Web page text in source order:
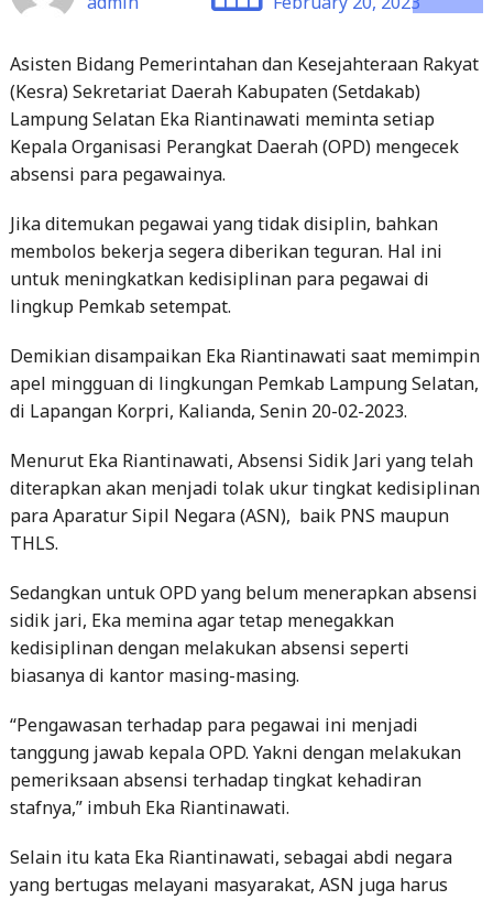
Lampung Selatan Eka Riantinawati meminta setiap
Kepala Organisasi Perangkat Daerah (OPD) mengecek
absensi para pegawainya.
Jika ditemukan pegawai yang tidak disiplin, bahkan
membolos bekerja segera diberikan teguran. Hal ini
untuk meningkatkan kedisiplinan para pegawai di
lingkup Pemkab setempat.
Demikian disampaikan Eka Riantinawati saat memimpin
apel mingguan di lingkungan Pemkab Lampung Selatan,
di Lapangan Korpri, Kalianda, Senin 20-02-2023.
Menurut Eka Riantinawati, Absensi Sidik Jari yang telah
diterapkan akan menjadi tolak ukur tingkat kedisiplinan
para Aparatur Sipil Negara (ASN), baik PNS maupun
THLS.
Sedangkan untuk OPD yang belum menerapkan absensi
sidik jari, Eka memina agar tetap menegakkan
kedisiplinan dengan melakukan absensi seperti
biasanya di kantor masing-masing.
“Pengawasan terhadap para pegawai ini menjadi
tanggung jawab kepala OPD. Yakni dengan melakukan
pemeriksaan absensi terhadap tingkat kehadiran
stafnya,” imbuh Eka Riantinawati.
Selain itu kata Eka Riantinawati, sebagai abdi negara
yang bertugas melayani masyarakat, ASN juga harus
memiliki kemampuan untuk berinovasi dan memberikan
terobosan baru dilingkungan kerjanya masing-masing.